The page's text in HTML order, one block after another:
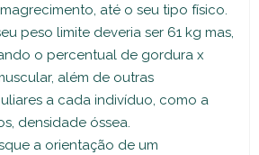
até o seu tipo físico.
peso limite deveria ser 61 kg mas,
o percentual de gordura x
além de outras
a cada indivíduo, como a
densidade óssea.
a orientação de um